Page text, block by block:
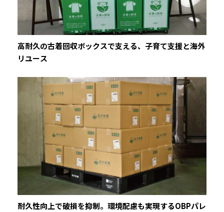
高耐久の古着回収ボックスで支える、子育て支援と海外
リユース
耐久性向上で破損を抑制。環境配慮も実現するOBPパレ